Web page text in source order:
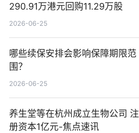
290.91万港元回购11.29万股
2026-06-25
哪些续保安排会影响保障期限范
围？
2026-06-25
养生堂等在杭州成立生物公司 注
册资本1亿元-焦点速讯